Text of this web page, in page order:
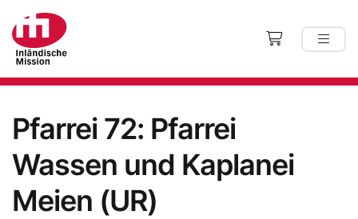
Pfarrei 72: Pfarrei
Wassen und Kaplanei
Meien (UR)